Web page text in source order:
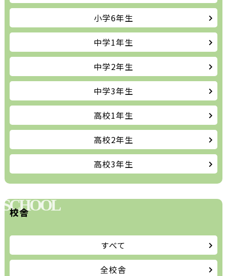
小学6年生
中学1年生
中学2年生
中学3年生
高校1年生
高校2年生
高校3年生
SCHOOL
校舎
すべて
全校舎